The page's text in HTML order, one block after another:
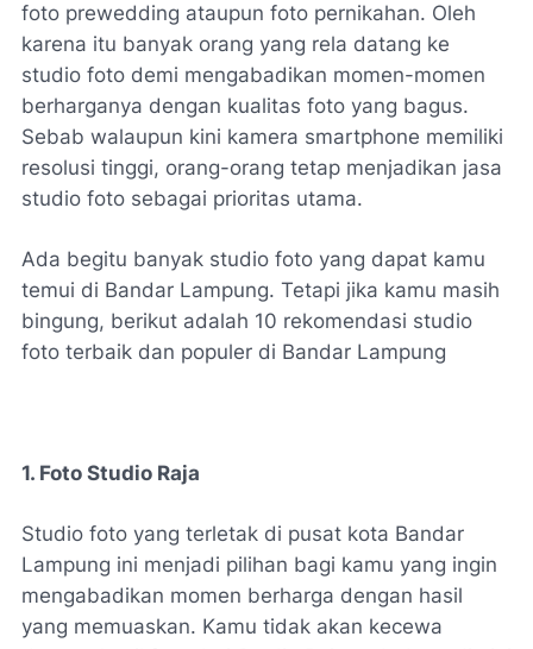
foto prewedding ataupun foto pernikahan. Oleh
karena itu banyak orang yang rela datang ke
studio foto demi mengabadikan momen-momen
berharganya dengan kualitas foto yang bagus.
Sebab walaupun kini kamera smartphone memiliki
resolusi tinggi, orang-orang tetap menjadikan jasa
studio foto sebagai prioritas utama.
Ada begitu banyak studio foto yang dapat kamu
temui di Bandar Lampung. Tetapi jika kamu masih
bingung, berikut adalah 10 rekomendasi studio
foto terbaik dan populer di Bandar Lampung
1. Foto Studio Raja
Studio foto yang terletak di pusat kota Bandar
Lampung ini menjadi pilihan bagi kamu yang ingin
mengabadikan momen berharga dengan hasil
yang memuaskan. Kamu tidak akan kecewa